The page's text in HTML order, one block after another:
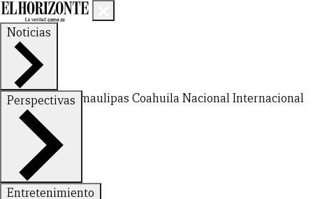
Noticias
Nuevo LeónTamaulipas Coahuila NacionalInternacional
Perspectivas
FinanzasOpinión
Entretenimiento